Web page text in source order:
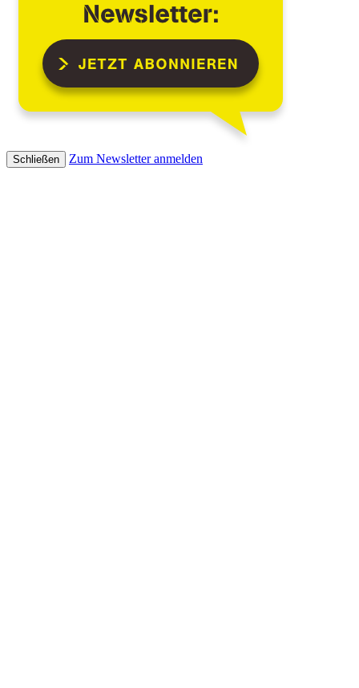
Schließen Zum Newsletter anmelden